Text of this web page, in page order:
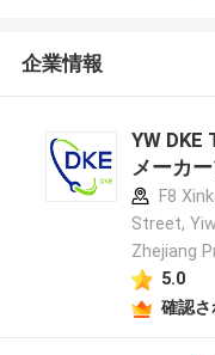
企業情報
YW DKE
メーカ
F8
Street,
Zhejiang
5.0
確認